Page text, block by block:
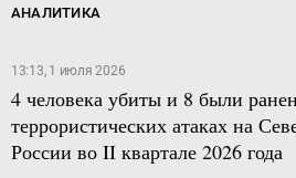
АНАЛИТИКА
13:13, 1 июля 2026
4 человека убиты и 8 были
террористических атаках на
России во II квартале 2026 года